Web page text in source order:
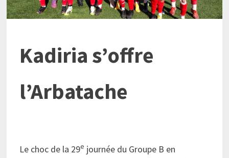
Kadiria s’offre
l’Arbatache
Le choc de la 29e journée du Groupe B en